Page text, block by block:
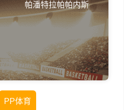
帕潘特拉帕帕内斯
PP体育